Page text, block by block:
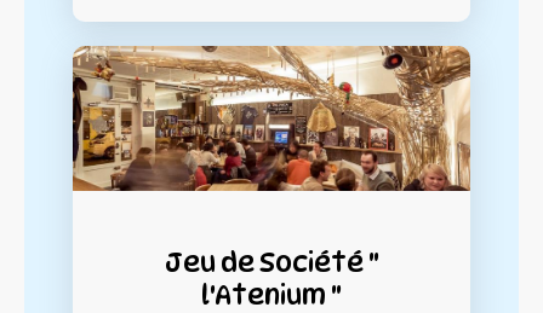
Jeu de Société "
l'Atenium "